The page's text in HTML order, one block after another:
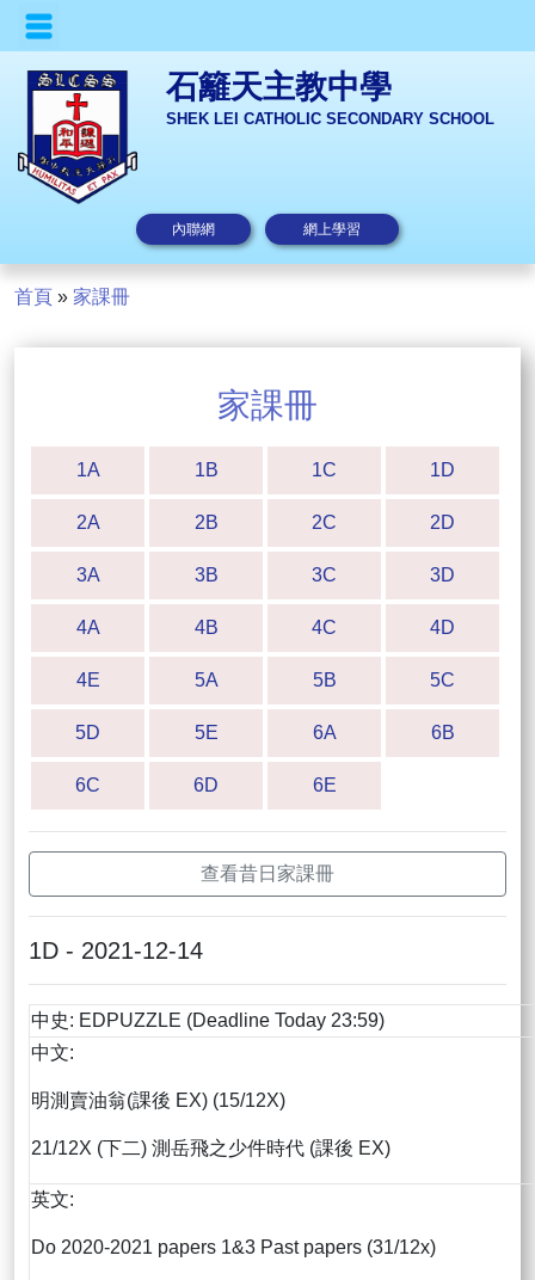
石籬天主教中學
SHEK LEI CATHOLIC SECONDARY SCHOOL
內聯網 網上學習
首頁 » 家課冊
家課冊
1A 1B 1C 1D
2A 2B 2C 2D
3A 3B 3C 3D
4A 4B 4C 4D
4E 5A 5B 5C
5D 5E 6A 6B
6C 6D 6E
查看昔日家課冊
1D - 2021-12-14
中史: EDPUZZLE (Deadline Today 23:59)
中文:
明測賣油翁(課後 EX) (15/12X)
21/12X (下二) 測岳飛之少件時代 (課後 EX)
英文:
Do 2020-2021 papers 1&3 Past papers (31/12x)